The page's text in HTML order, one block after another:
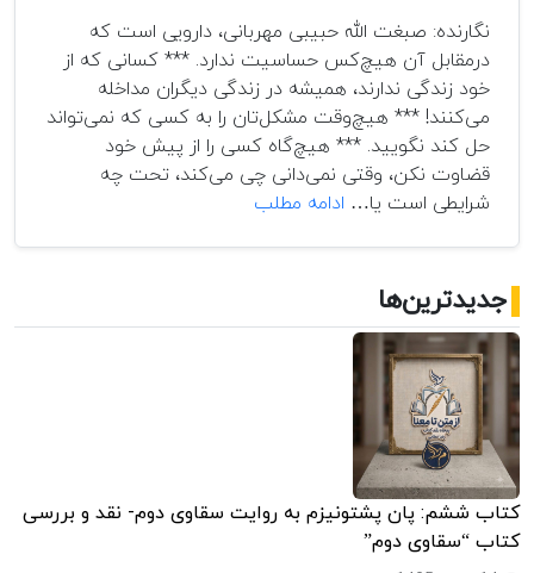
نگارنده: صبغت الله حبیبی مهربانی، دارویی است که
درمقابل آن هیچ‌کس حساسیت ندارد. *** کسانی که از
خود زندگی ندارند، همیشه در زندگی دیگران مداخله
می‌کنند! *** هیچ‌وقت مشکل‌تان را به کسی که نمی‌تواند
حل کند نگویید. *** هیچ‌گاه کسی را از پیش خود
قضاوت نکن، وقتی نمی‌دانی چی می‌کند، تحت چه
شرایطی است یا… ادامه مطلب
جدیدترین‌ها
کتاب ششم: پان پشتونیزم به روایت سقاوی دوم- نقد و بررسی
کتاب “سقاوی دوم”